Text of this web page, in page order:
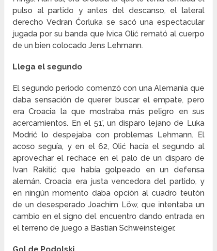
pulso al partido y antes del descanso, el lateral
derecho Vedran Ćorluka se sacó una espectacular
jugada por su banda que Ivica Olić remató al cuerpo
de un bien colocado Jens Lehmann.
Llega el segundo
El segundo periodo comenzó con una Alemania que
daba sensación de querer buscar el empate, pero
era Croacia la que mostraba más peligro en sus
acercamientos. En el 51’, un disparo lejano de Luka
Modrić lo despejaba con problemas Lehmann. El
acoso seguía, y en el 62, Olić hacía el segundo al
aprovechar el rechace en el palo de un disparo de
Ivan Rakitić que había golpeado en un defensa
alemán. Croacia era justa vencedora del partido, y
en ningún momento daba opción al cuadro teutón
de un desesperado Joachim Löw, que intentaba un
cambio en el signo del encuentro dando entrada en
el terreno de juego a Bastian Schweinsteiger.